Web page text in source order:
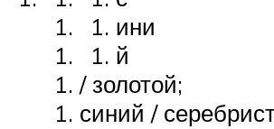
ини
й
/ золотой;
синий /